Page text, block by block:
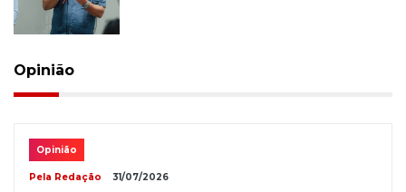
Opinião
Opinião
Pela Redação 31/07/2026